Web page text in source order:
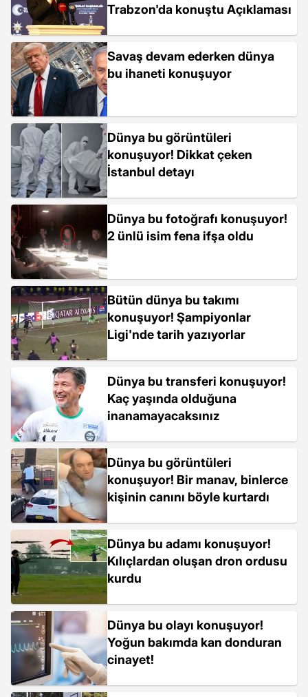
Trabzon'da konuştu Açıklaması
Savaş devam ederken dünya
bu ihaneti konuşuyor
Dünya bu görüntüleri
konuşuyor! Dikkat çeken
İstanbul detayı
Dünya bu fotoğrafı konuşuyor!
2 ünlü isim fena ifşa oldu
Bütün dünya bu takımı
konuşuyor! Şampiyonlar
Ligi'nde tarih yazıyorlar
Dünya bu transferi konuşuyor!
Kaç yaşında olduğuna
inanamayacaksınız
Dünya bu görüntüleri
konuşuyor! Bir manav, binlerce
kişinin canını böyle kurtardı
Dünya bu adamı konuşuyor!
Kılıçlardan oluşan dron ordusu
kurdu
Dünya bu olayı konuşuyor!
Yoğun bakımda kan donduran
cinayet!